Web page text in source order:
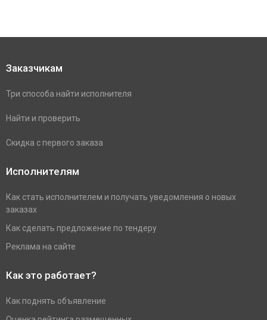
Заказчикам
Три способа найти исполнителя
Найти и проверить
Скидка с первого заказа
Исполнителям
Как стать исполнителем и получать уведомления о новых
заказах
Как сделать предложение по тендеру
Реклама на сайте
Как это работает?
Как поднять объявление